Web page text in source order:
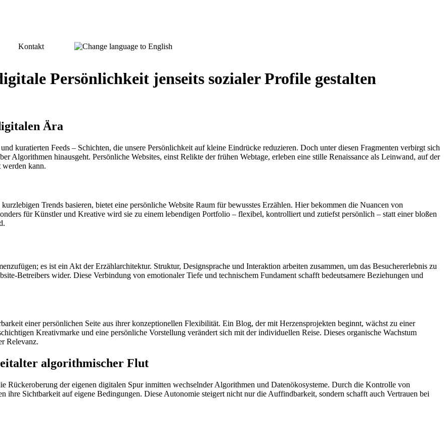
Kontakt
Persönlichkeit jenseits sozialer Profile gestalten
Ära
kuratierten Feeds – Schichten, die unsere Persönlichkeit auf kleine Eindrücke reduzieren. Doch unter diesen Fragmenten verbirgt sich
Algorithmen hinausgeht. Persönliche Websites, einst Relikte der frühen Webtage, erleben eine stille Renaissance als Leinwand, auf der
werden kann.
Trends basieren, bietet eine persönliche Website Raum für bewusstes Erzählen. Hier bekommen die Nuancen von
für Künstler und Kreative wird sie zu einem lebendigen Portfolio – flexibel, kontrolliert und zutiefst persönlich – statt einer bloßen
es ist ein Akt der Erzählarchitektur. Struktur, Designsprache und Interaktion arbeiten zusammen, um das Besuchererlebnis zu
Betreibers wider. Diese Verbindung von emotionaler Tiefe und technischem Fundament schafft bedeutsamere Beziehungen und
einer persönlichen Seite aus ihrer konzeptionellen Flexibilität. Ein Blog, der mit Herzensprojekten beginnt, wächst zu einer
Kreativmarke und eine persönliche Vorstellung verändert sich mit der individuellen Reise. Dieses organische Wachstum
Relevanz.
algorithmischer Flut
Rückeroberung der eigenen digitalen Spur inmitten wechselnder Algorithmen und Datenökosysteme. Durch die Kontrolle von
ihre Sichtbarkeit auf eigene Bedingungen. Diese Autonomie steigert nicht nur die Auffindbarkeit, sondern schafft auch Vertrauen bei